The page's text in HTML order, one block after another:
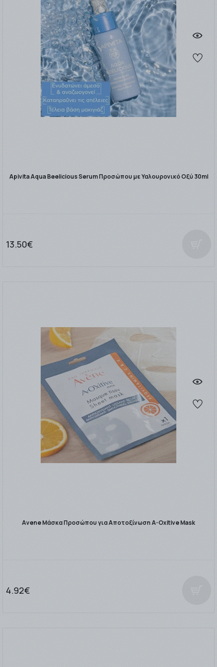
Apivita Aqua Beelicious Serum Προσώπου με Υαλουρονικό Οξύ 30ml
13.50€
Avene Μάσκα Προσώπου για Αποτοξίνωση A-Oxitive Mask
4.92€